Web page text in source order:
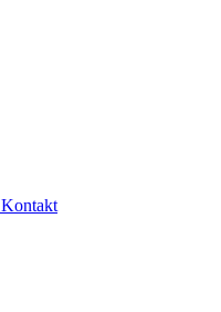
Kontakt